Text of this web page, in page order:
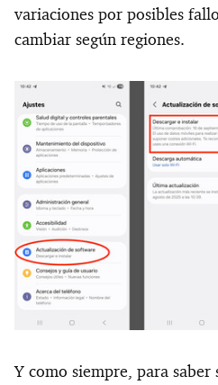
variaciones por posibles
cambiar según regiones.
Y como siempre, para